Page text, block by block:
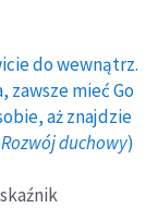
do wewnątrz.
zawsze mieć Go
aż znajdzie
Rozwój duchowy)